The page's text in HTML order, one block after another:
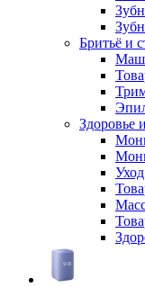
Бритьё и
Здоровье